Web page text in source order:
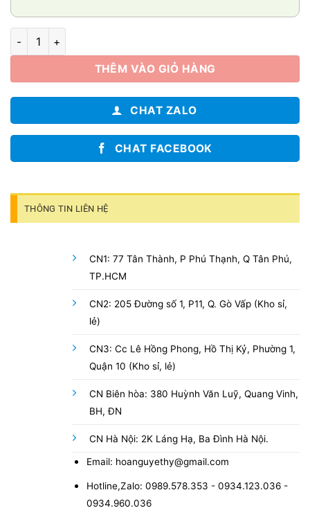
Giỏ hoa chúc mừng 006 số lượng
THÊM VÀO GIỎ HÀNG
CHAT ZALO
CHAT FACEBOOK
THÔNG TIN LIÊN HỆ
CN1: 77 Tân Thành, P Phú Thạnh, Q Tân Phú,
TP.HCM
CN2: 205 Đường số 1, P11, Q. Gò Vấp (Kho sỉ,
lẻ)
CN3: Cc Lê Hồng Phong, Hồ Thị Kỷ, Phường 1,
Quận 10 (Kho sỉ, lẻ)
CN Biên hòa: 380 Huỳnh Văn Luỹ, Quang Vinh,
BH, ĐN
CN Hà Nội: 2K Láng Hạ, Ba Đình Hà Nội.
Email: hoanguyethy@gmail.com
Hotline,Zalo: 0989.578.353 - 0934.123.036 -
0934.960.036